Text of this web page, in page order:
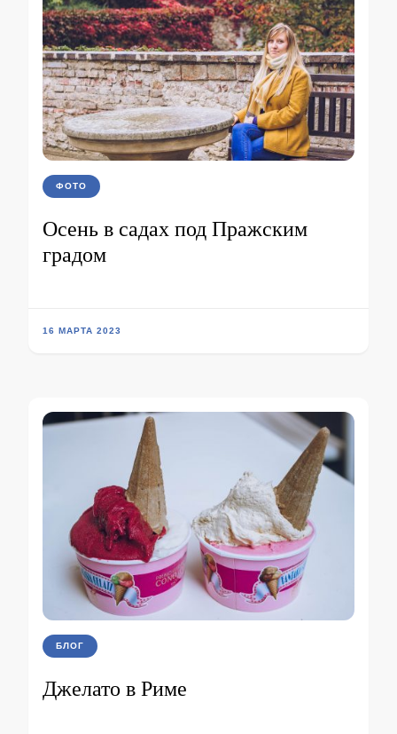
ФОТО
Осень в садах под Пражским
градом
16 МАРТА 2023
БЛОГ
Джелато в Риме